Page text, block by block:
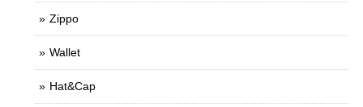
Zippo
Wallet
Hat&Cap